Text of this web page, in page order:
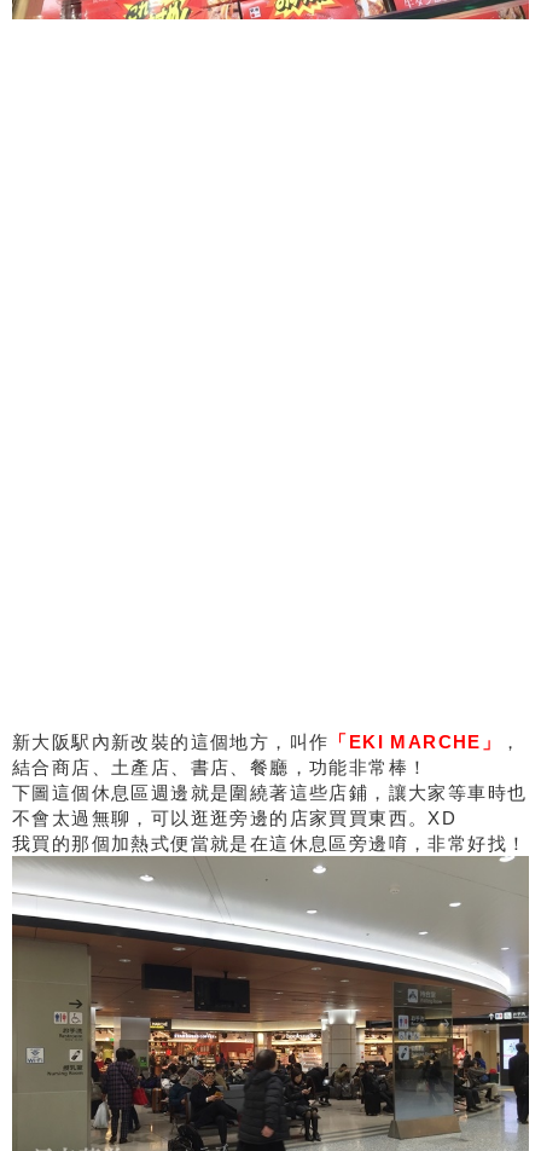
新大阪駅內新改裝的這個地方，叫作 「EKI MARCHE」
，
結合商店、土產店、書店、餐廳，功能非常棒！
下圖這個休息區週邊就是圍繞著這些店鋪，讓大家等車時也
不會太過無聊，可以逛逛旁邊的店家買買東西。XD
我買的那個加熱式便當就是在這休息區旁邊唷，非常好找！